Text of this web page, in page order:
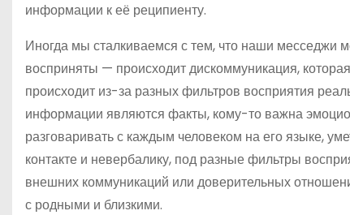
информации к её реципиенту.
Иногда мы сталкиваемся с тем, что наши месседжи
восприняты — происходит дискоммуникация,
происходит из-за разных фильтров восприятия
информации являются факты, кому-то важна
разговаривать с каждым человеком на его языке,
контакте и невербалику, под разные фильтры
внешних коммуникаций или доверительных
с родными и близкими.